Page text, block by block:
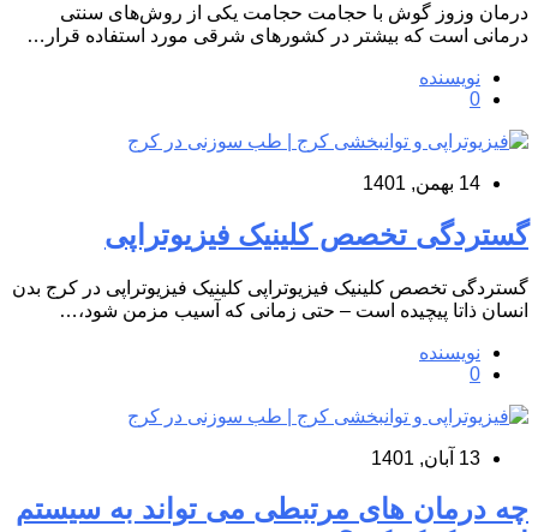
درمان وزوز گوش با حجامت حجامت یکی از روش‌های سنتی
درمانی است که بیشتر در کشورهای شرقی مورد استفاده قرار…
نویسنده
0
14 بهمن, 1401
گستردگی تخصص کلینیک فیزیوتراپی
گستردگی تخصص کلینیک فیزیوتراپی کلینیک فیزیوتراپی در کرج بدن
انسان ذاتا پیچیده است – حتی زمانی که آسیب مزمن شود،…
نویسنده
0
13 آبان, 1401
چه درمان های مرتبطی می تواند به سیستم